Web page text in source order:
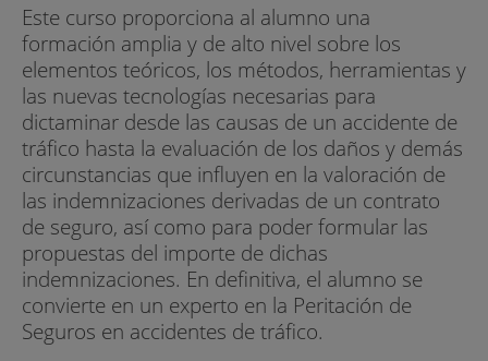
Este curso proporciona al alumno una
formación amplia y de alto nivel sobre los
elementos teóricos, los métodos, herramientas y
las nuevas tecnologías necesarias para
dictaminar desde las causas de un accidente de
tráfico hasta la evaluación de los daños y demás
circunstancias que influyen en la valoración de
las indemnizaciones derivadas de un contrato
de seguro, así como para poder formular las
propuestas del importe de dichas
indemnizaciones. En definitiva, el alumno se
convierte en un experto en la Peritación de
Seguros en accidentes de tráfico.